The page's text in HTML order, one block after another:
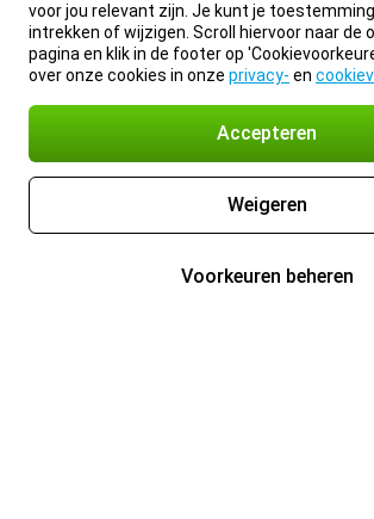
voor jou relevant zijn. Je kunt je
intrekken of wijzigen. Scroll hiervoor naar de
pagina en klik in de footer op
over onze cookies in onze privacy- en
Accepteren
Weigeren
Voorkeuren beheren